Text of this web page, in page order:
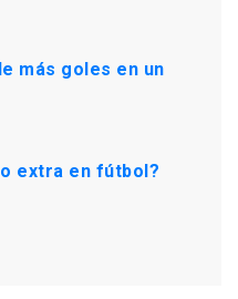
más goles en un
extra en fútbol?